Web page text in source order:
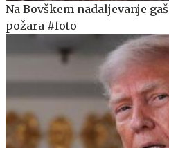
Na Bovškem nadaljevanje
požara #foto